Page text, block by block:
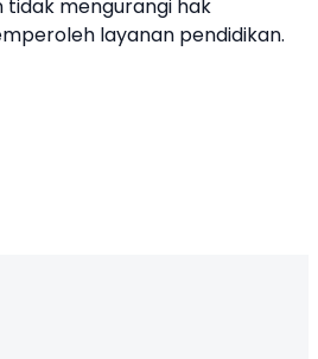
mengurangi hak
layanan pendidikan.